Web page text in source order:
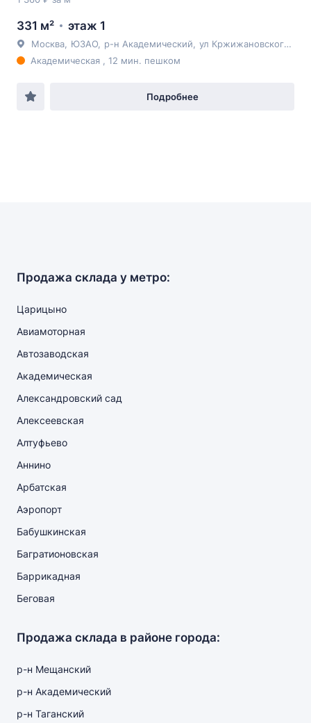
331 м² этаж 1
Москва ЮЗАО р-н Академический ул Кржижановского ,
Академическая , 12 мин. пешком
Подробнее
Продажа склада у метро:
Царицыно
Авиамоторная
Автозаводская
Академическая
Александровский сад
Алексеевская
Алтуфьево
Аннино
Арбатская
Аэропорт
Бабушкинская
Багратионовская
Баррикадная
Беговая
Продажа склада в районе города:
р-н Мещанский
р-н Академический
р-н Таганский